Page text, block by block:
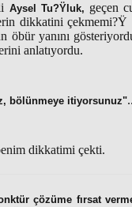
Aysel Tu?Ÿluk, geçen
dikkatini
öbür yanını
anlatıyordu.
bölünmeye itiyorsunuz"
dikkatimi çekti.
çözüme fırsat